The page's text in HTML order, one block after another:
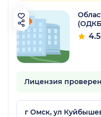
4.5
Лицензия
г Омск, ул